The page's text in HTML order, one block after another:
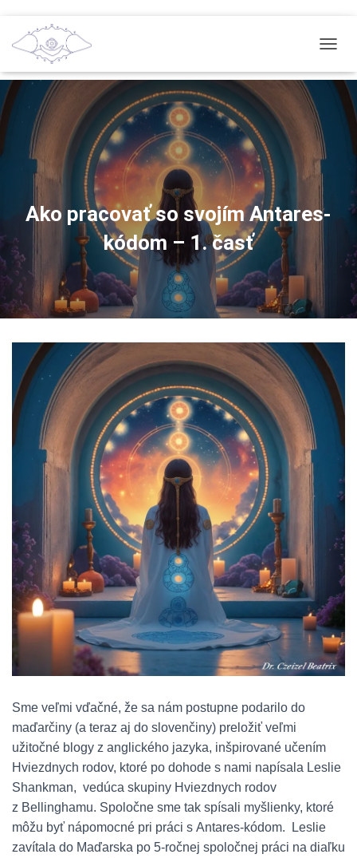
O
G
Ako pracovať so svojím Antares-
kódom – 1. časť
Sme veľmi vďačné, že sa nám postupne podarilo do
maďarčiny (a teraz aj do slovenčiny) preložiť veľmi
užitočné blogy z anglického jazyka, inšpirované učením
Hviezdnych rodov, ktoré po dohode s nami napísala Leslie
Shankman, vedúca skupiny Hviezdnych rodov
z Bellinghamu. Spoločne sme tak spísali myšlienky, ktoré
môžu byť nápomocné pri práci s Antares-kódom. Leslie
zavítala do Maďarska po 5-ročnej spoločnej práci na diaľku